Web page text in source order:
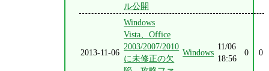
ル公開
2013-11-06
Windows
Vista、Office
2003/2007/2010
に未修正の欠
Windows
11/06
18:56
0 0